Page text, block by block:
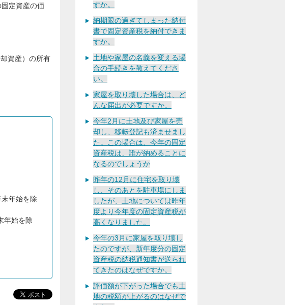
定資産の価
資産）の所有
年始を除
年始を除
すか。
納期限の過ぎてしまった納付
書で固定資産税を納付できま
すか。
土地や家屋の名義を変える場
合の手続きを教えてくださ
い。
家屋を取り壊した場合は、ど
んな届出が必要ですか。
今年2月に土地及び家屋を売
却し、移転登記も済ませまし
た。この場合は、今年の固定
資産税は、誰が納めることに
なるのでしょうか
昨年の12月に住宅を取り壊
し、そのあとを駐車場にしま
したが、土地については昨年
度より今年度の固定資産税が
高くなりました。
今年の3月に家屋を取り壊し
たのですが、新年度分の固定
資産税の納税通知書が送られ
てきたのはなぜですか。
評価額が下がった場合でも土
地の税額が上がるのはなぜで